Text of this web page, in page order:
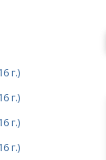
г.)
г.)
г.)
г.)